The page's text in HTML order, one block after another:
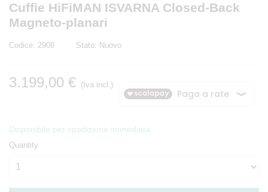
Cuffie HiFiMAN ISVARNA Closed-Back
Magneto-planari
Codice: 2908 Stato: Nuovo
3.199,00 € (Iva incl.)
Disponibile per spedizione immediata.
Quantity